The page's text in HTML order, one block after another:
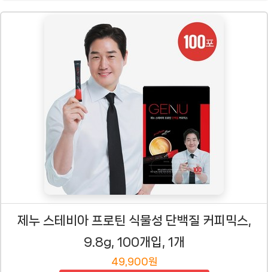
제누 스테비아 프로틴 식물성 단백질 커피믹스,
9.8g, 100개입, 1개
49,900원